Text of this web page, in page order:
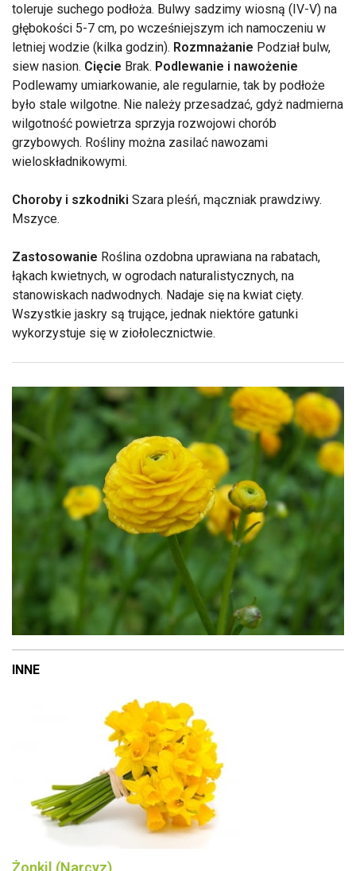
toleruje suchego podłoża. Bulwy sadzimy wiosną (IV-V) na
głębokości 5-7 cm, po wcześniejszym ich namoczeniu w
letniej wodzie (kilka godzin). Rozmnażanie Podział bulw,
siew nasion. Cięcie Brak. Podlewanie i nawożenie
Podlewamy umiarkowanie, ale regularnie, tak by podłoże
było stale wilgotne. Nie należy przesadzać, gdyż nadmierna
wilgotność powietrza sprzyja rozwojowi chorób
grzybowych. Rośliny można zasilać nawozami
wieloskładnikowymi.
Choroby i szkodniki Szara pleśń, mączniak prawdziwy.
Mszyce.
Zastosowanie Roślina ozdobna uprawiana na rabatach,
łąkach kwietnych, w ogrodach naturalistycznych, na
stanowiskach nadwodnych. Nadaje się na kwiat cięty.
Wszystkie jaskry są trujące, jednak niektóre gatunki
wykorzystuje się w ziołolecznictwie.
INNE
Żonkil (Narcyz)